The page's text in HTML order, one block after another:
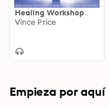
Healing Workshop
Vince Price
Empieza por aquí